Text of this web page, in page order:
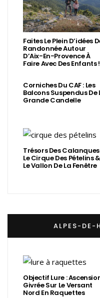
Faites Le Plein D’idées
Randonnée Autour
D’Aix-En-Provence À
Faire Avec Des Enfants !
Corniches Du CAF : Les
Balcons Suspendus De
Grande Candelle
Trésors Des Calanques
Le Cirque Des Pételins &
Le Vallon De La Fenêtre
ALPES-DE-
Objectif Lure :
Givrée Sur Le Versant
Nord En Raquettes